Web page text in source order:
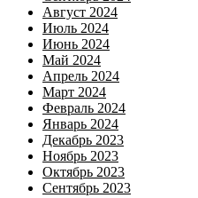
Август 2024
Июль 2024
Июнь 2024
Май 2024
Апрель 2024
Март 2024
Февраль 2024
Январь 2024
Декабрь 2023
Ноябрь 2023
Октябрь 2023
Сентябрь 2023